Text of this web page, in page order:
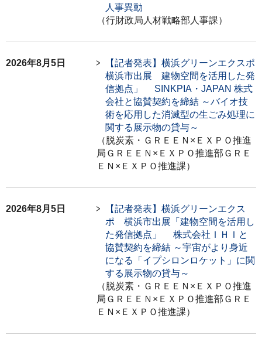
人事異動
（行財政局人材戦略部人事課）
2026年8月5日
【記者発表】横浜グリーンエクスポ
横浜市出展 建物空間を活用した発
信拠点」 SINKPIA・JAPAN 株式
会社と協賛契約を締結 ～バイオ技
術を応用した消滅型の生ごみ処理に
関する展示物の貸与～
（脱炭素・ＧＲＥＥＮ×ＥＸＰＯ推進
局ＧＲＥＥＮ×ＥＸＰＯ推進部ＧＲＥ
ＥＮ×ＥＸＰＯ推進課）
2026年8月5日
【記者発表】横浜グリーンエクス
ポ 横浜市出展「建物空間を活用し
た発信拠点」 株式会社ＩＨＩと
協賛契約を締結 ～宇宙がより身近
になる「イプシロンロケット」に関
する展示物の貸与～
（脱炭素・ＧＲＥＥＮ×ＥＸＰＯ推進
局ＧＲＥＥＮ×ＥＸＰＯ推進部ＧＲＥ
ＥＮ×ＥＸＰＯ推進課）